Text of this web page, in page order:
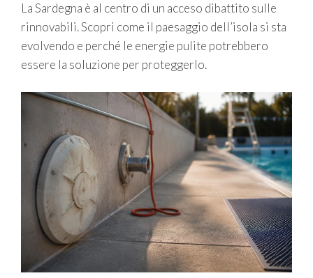
La Sardegna è al centro di un acceso dibattito sulle
rinnovabili. Scopri come il paesaggio dell’isola si sta
evolvendo e perché le energie pulite potrebbero
essere la soluzione per proteggerlo.